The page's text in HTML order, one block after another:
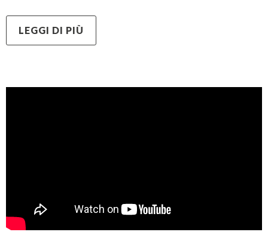
LEGGI DI PIÙ